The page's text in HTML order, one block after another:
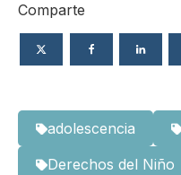
Comparte
adolescencia
Derechos del Niño